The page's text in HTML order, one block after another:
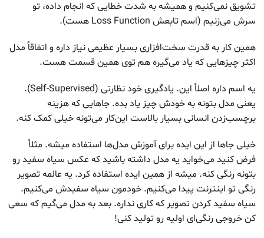
تشویق نمی‌کنیم و همیشه به شدت خطایی که انجام داده، تو
سرش می‌زنیم (اسم تابعش Loss Function هست).
همین کار به قدرت سخت‌افزاری بسیار عظیمی نیاز داره و اتفاقاً مدل
اکثر چیزهایی که یاد می‌گیره هم توی همین قسمت هست.
یه اسم داره اصلاً این. یادگیری خود نظارتی (Self-Supervised).
یعنی مدل بتونه به خودش چیز یاد بده. جاهایی که هزینه
برچسب‌زدن انسانی بسیار بالاست این‌کار می‌تونه خیلی کمک کنه.
خیلی جاها از این ایده برای آموزش مدل‌ها استفاده میشه. مثلاً
فرض کنید می‌خواید یه مدل داشته باشید که عکس سیاه سفید رو
بتونه رنگی کنه. میشه از همین ایده استفاده کرد. یه عالمه تصویر
رنگی تو اینترنت پیدا می‌کنیم. خودمون سیاه سفیدش می‌کنیم.
سیاه سفید کردن تصویر که کاری نداره. بعد به مدل می‌گیم که سعی
کن خروجی رنگی‌ای اولیه رو تولید کنی!